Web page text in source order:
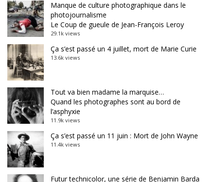
Manque de culture photographique dans le
photojournalisme
Le Coup de gueule de Jean-François Leroy
29.1k views
Ça s’est passé un 4 juillet, mort de Marie Curie
13.6k views
Tout va bien madame la marquise…
Quand les photographes sont au bord de
l’asphyxie
11.9k views
Ça s’est passé un 11 juin : Mort de John Wayne
11.4k views
Futur technicolor, une série de Benjamin Barda